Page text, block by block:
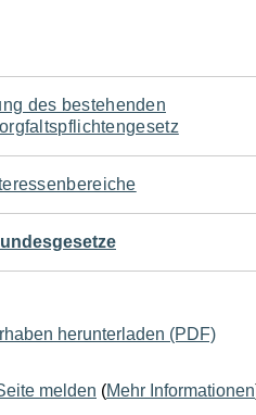
des bestehenden
herunterladen (PDF)
melden (Mehr Informationen